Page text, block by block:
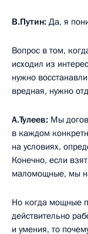
В.Путин: Да, я
Вопрос в том,
исходил из
нужно
вредная, нужно
А.Тулеев: Мы
в каждом
на условиях,
Конечно, если
маломощные, мы
Но когда мощные
действительно
и умения, то